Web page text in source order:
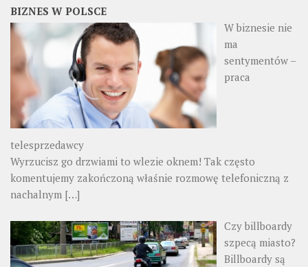
BIZNES W POLSCE
W biznesie nie
ma
sentymentów –
praca
telesprzedawcy
Wyrzucisz go drzwiami to wlezie oknem! Tak często
komentujemy zakończoną właśnie rozmowę telefoniczną z
nachalnym […]
Czy billboardy
szpecą miasto?
Billboardy są